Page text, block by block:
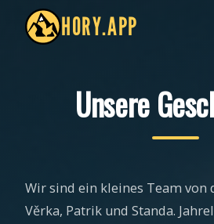
HORY.APP
Unsere
Wir sind ein kleines Team von
Věrka, Patrik und Standa.